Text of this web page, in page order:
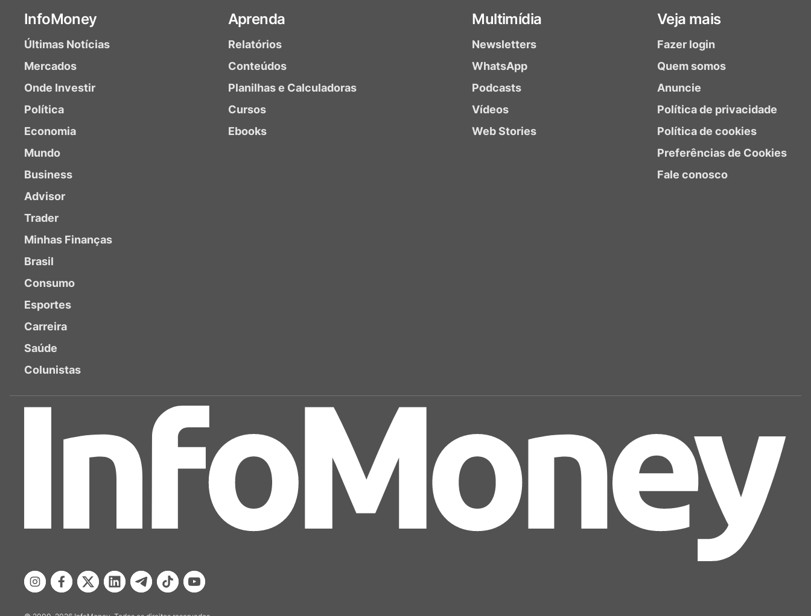
InfoMoney
Últimas Notícias
Mercados
Onde Investir
Política
Economia
Mundo
Business
Advisor
Trader
Minhas Finanças
Brasil
Consumo
Esportes
Carreira
Saúde
Colunistas
Aprenda
Relatórios
Conteúdos
Planilhas e Calculadoras
Cursos
Ebooks
Multimídia
Newsletters
WhatsApp
Podcasts
Vídeos
Web Stories
Veja mais
Fazer login
Quem somos
Anuncie
Política de privacidade
Política de cookies
Preferências de Cookies
Fale conosco